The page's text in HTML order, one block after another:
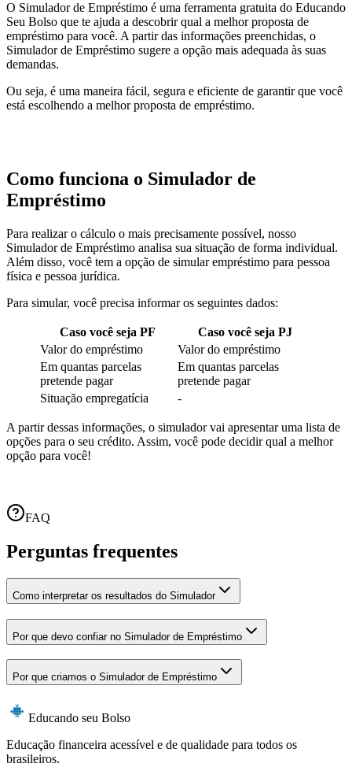
O Simulador de Empréstimo é uma ferramenta gratuita do Educando
Seu Bolso que te ajuda a descobrir qual a melhor proposta de
empréstimo para você. A partir das informações preenchidas, o
Simulador de Empréstimo sugere a opção mais adequada às suas
demandas.
Ou seja, é uma maneira fácil, segura e eficiente de garantir que você
está escolhendo a melhor proposta de empréstimo.
Como funciona o Simulador de
Empréstimo
Para realizar o cálculo o mais precisamente possível, nosso
Simulador de Empréstimo analisa sua situação de forma individual.
Além disso, você tem a opção de simular empréstimo para pessoa
física e pessoa jurídica.
Para simular, você precisa informar os seguintes dados:
Caso você seja PF
Caso você seja PJ
Valor do empréstimo
Valor do empréstimo
Em quantas parcelas
pretende pagar
Em quantas parcelas
pretende pagar
Situação empregatícia
-
A partir dessas informações, o simulador vai apresentar uma lista de
opções para o seu crédito. Assim, você pode decidir qual a melhor
opção para você!
FAQ
Perguntas frequentes
Como interpretar os resultados do Simulador
Por que devo confiar no Simulador de Empréstimo
Por que criamos o Simulador de Empréstimo
Educando seu Bolso
Educação financeira acessível e de qualidade para todos os
brasileiros.